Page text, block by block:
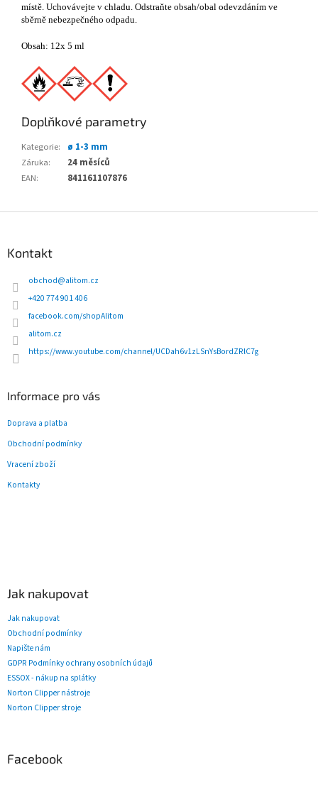
místě. Uchovávejte v chladu. Odstraňte obsah/obal odevzdáním ve
sběrně nebezpečného odpadu.
Obsah: 12x 5 ml
Doplňkové parametry
Kategorie:
ø 1-3 mm
Záruka:
24 měsíců
EAN: 841161107876
Kontakt
obchod@alitom.cz
+420 774 901 406
facebook.com/shopAlitom
alitom.cz
https://www.youtube.com/channel/UCDah6v1zLSnYsBordZRlC7g
Informace pro vás
Doprava a platba
Obchodní podmínky
Vracení zboží
Kontakty
Jak nakupovat
Jak nakupovat
Obchodní podmínky
Napište nám
GDPR Podmínky ochrany osobních údajů
ESSOX - nákup na splátky
Norton Clipper nástroje
Norton Clipper stroje
Facebook